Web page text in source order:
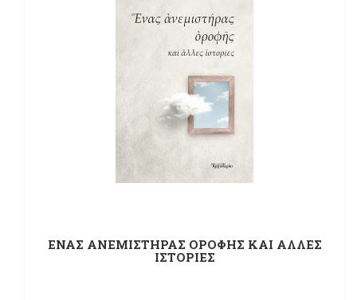
ΕΝΑΣ ΑΝΕΜΙΣΤΗΡΑΣ ΟΡΟΦΗΣ ΚΑΙ ΑΛΛΕΣ
ΙΣΤΟΡΙΕΣ